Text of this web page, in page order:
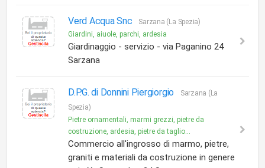
Verd Acqua Snc
Sarzana (La Spezia)
Giardini, aiuole, parchi, ardesia
Giardinaggio - servizio - via Paganino 24
Sarzana
D.P.G. di Donnini Piergiorgio
Sarzana (La
Spezia)
Pietre ornamentali, marmi grezzi, pietre da
costruzione, ardesia, pietre da taglio...
Commercio all'ingrosso di marmo, pietre,
graniti e materiali da costruzione in genere